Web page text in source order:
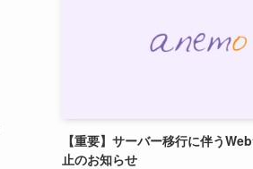
【重要】サーバー移行に伴う
止のお知らせ